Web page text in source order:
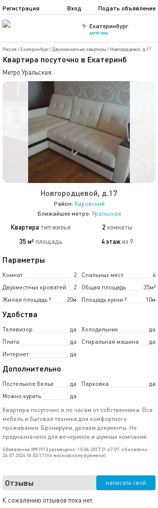
Екатеринбург
другой город
Подать объявление
Регистрация Вход
Россия / Екатеринбург/ Двухкомнатные квартиры / Новгородцевой, д.17
Квартира посуточно в Екатеринб
Метро Уральская.
Новгородцевой, д.17
Район: Кировский
Ближайшее метро: Уральская
Квартира тип жилья 2 комнаты
35 м² площадь 4 этажиз 9
Параметры
Комнат 2 Спальных мест
4
Двухместных кроватей
2 Общая площадь
35м²
Жилая площадь
20м
² Площадь кухни 10м
²
Удобства
Телевизор да Холодильник
да
Плита
да Стиральная машина
да
Интернет
да
Дополнительно
Постельное белье да Парковка
да
Можно курить
да
Квартира посуточно и по часам от собственника. Вся
мебель и бытовая техника для комфортного
проживания. Бронируем, делаем документы. Не
предназначено для вечеринок и шумных компаний.
Объявление №91913 размещено: 10.04.2017 21:47:07, обновлено:
26.07.2026 18:03:17 (по московскому времени)
Отзывы написать свой
К сожалению отзывов пока нет.